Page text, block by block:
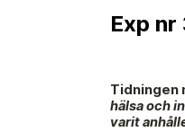
Caspar
Vill du
Exp nr
Tidningen
hälsa och
varit